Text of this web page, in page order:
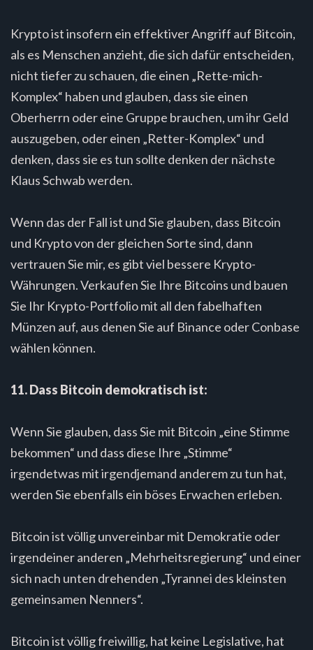
Krypto ist insofern ein effektiver Angriff auf Bitcoin,
als es Menschen anzieht, die sich dafür entscheiden,
nicht tiefer zu schauen, die einen „Rette-mich-
Komplex“ haben und glauben, dass sie einen
Oberherrn oder eine Gruppe brauchen, um ihr Geld
auszugeben, oder einen „Retter-Komplex“ und
denken, dass sie es tun sollte denken der nächste
Klaus Schwab werden.
Wenn das der Fall ist und Sie glauben, dass Bitcoin
und Krypto von der gleichen Sorte sind, dann
vertrauen Sie mir, es gibt viel bessere Krypto-
Währungen. Verkaufen Sie Ihre Bitcoins und bauen
Sie Ihr Krypto-Portfolio mit all den fabelhaften
Münzen auf, aus denen Sie auf Binance oder Conbase
wählen können.
11. Dass Bitcoin demokratisch ist:
Wenn Sie glauben, dass Sie mit Bitcoin „eine Stimme
bekommen“ und dass diese Ihre „Stimme“
irgendetwas mit irgendjemand anderem zu tun hat,
werden Sie ebenfalls ein böses Erwachen erleben.
Bitcoin ist völlig unvereinbar mit Demokratie oder
irgendeiner anderen „Mehrheitsregierung“ und einer
sich nach unten drehenden „Tyrannei des kleinsten
gemeinsamen Nenners“.
Bitcoin ist völlig freiwillig, hat keine Legislative, hat